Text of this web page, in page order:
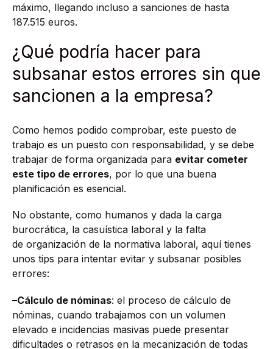
máximo, llegando incluso a sanciones de hasta
187.515 euros.
¿Qué podría hacer para
subsanar estos errores sin que
sancionen a la empresa?
Como hemos podido comprobar, este puesto de
trabajo es un puesto con responsabilidad, y se debe
trabajar de forma organizada para evitar cometer
este tipo de errores, por lo que una buena
planificación es esencial.
No obstante, como humanos y dada la carga
burocrática, la casuística laboral y la falta
de organización de la normativa laboral, aquí tienes
unos tips para intentar evitar y subsanar posibles
errores:
–Cálculo de nóminas: el proceso de cálculo de
nóminas, cuando trabajamos con un volumen
elevado e incidencias masivas puede presentar
dificultades o retrasos en la mecanización de todas